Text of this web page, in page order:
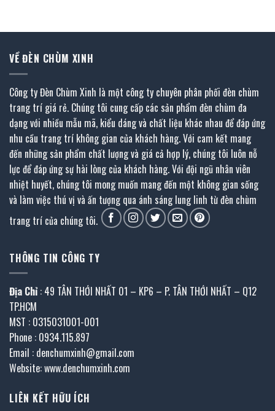
VỀ ĐÈN CHÙM XINH
Công ty Đèn Chùm Xinh là một công ty chuyên phân phối đèn chùm
trang trí giá rẻ. Chúng tôi cung cấp các sản phẩm đèn chùm đa
dạng với nhiều mẫu mã, kiểu dáng và chất liệu khác nhau để đáp ứng
nhu cầu trang trí không gian của khách hàng. Với cam kết mang
đến những sản phẩm chất lượng và giá cả hợp lý, chúng tôi luôn nỗ
lực để đáp ứng sự hài lòng của khách hàng. Với đội ngũ nhân viên
nhiệt huyết, chúng tôi mong muốn mang đến một không gian sống
và làm việc thú vị và ấn tượng qua ánh sáng lung linh từ đèn chùm
trang trí của chúng tôi.
THÔNG TIN CÔNG TY
Địa Chỉ : 49 TÂN THỚI NHẤT 01 – KP6 – P. TÂN THỚI NHẤT – Q12
TP.HCM
MST : 0315031001-001
Phone : 0934.115.897
Email : denchumxinh@gmail.com
Website: www.denchumxinh.com
LIÊN KẾT HỮU ÍCH